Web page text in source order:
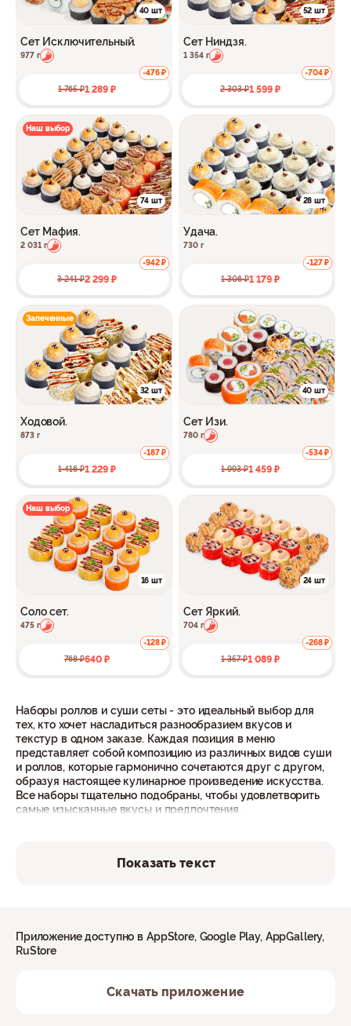
40 шт
Сет Исключительный.
977 г
1 765 ₽1 289 ₽
-476 ₽
52 шт
Сет Ниндзя.
1 354 г
2 303 ₽1 599 ₽
-704 ₽
Наш выбор
74 шт
Сет Мафия.
2 031 г
3 241 ₽2 299 ₽
-942 ₽
28 шт
Удача.
730 г
1 306 ₽1 179 ₽
-127 ₽
Запеченные
32 шт
Ходовой.
873 г
1 416 ₽1 229 ₽
-187 ₽
40 шт
Сет Изи.
780 г
1 993 ₽1 459 ₽
-534 ₽
Наш выбор
16 шт
Соло сет.
475 г
768 ₽640 ₽
-128 ₽
24 шт
Сет Яркий.
704 г
1 357 ₽1 089 ₽
-268 ₽
Наборы роллов и суши сеты - это идеальный выбор для
тех, кто хочет насладиться разнообразием вкусов и
текстур в одном заказе. Каждая позиция в меню
представляет собой композицию из различных видов суши
и роллов, которые гармонично сочетаются друг с другом,
образуя настоящее кулинарное произведение искусства.
Все наборы тщательно подобраны, чтобы удовлетворить
самые изысканные вкусы и предпочтения.
суши сеты прямо у себя дома или в офисе в Уфе. Оформите
заказ прямо сейчас и насладитесь изысканным вкусом и
Суши и роллы для компании
Суши сеты и наборы роллов - это отличное решение для
офисных обедов, корпоративных мероприятий или
Показать текст
Приложение доступно в AppStore, Google Play, AppGallery,
RuStore
Скачать приложение